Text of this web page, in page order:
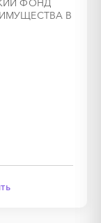
ФОНД
В